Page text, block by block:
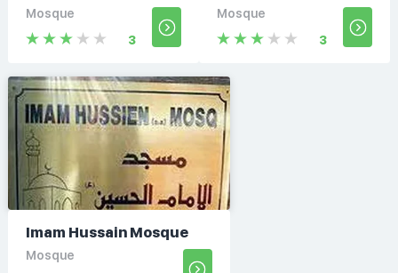
Mosque
3
Mosque
3
Imam Hussain Mosque
Mosque